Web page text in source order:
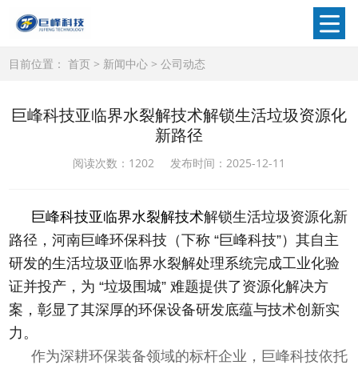
目前位置：首页 > 新闻中心 >公司动态
巨峰科技亚临界水裂解技术解锁生活垃圾资源化
新路径
阅读次数： 1202 发布时间：2025-12-11
巨峰科技亚临界水裂解技术解锁生活垃圾资源化新
路径，河南巨峰环保科技（下称 “巨峰科技”）其自主
研发的生活垃圾亚临界水裂解处理系统完成工业化验
证并投产，为 “垃圾围城” 难题提供了资源化解决方
案，彰显了其深厚的环保设备研发底蕴与技术创新实
力。
作为深耕环保装备领域的标杆企业，巨峰科技依托